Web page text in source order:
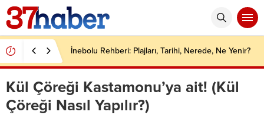
İnebolu Rehberi: Plajları, Tarihi, Nerede, Ne Yenir?
Kül Çöreği Kastamonu’ya ait! (Kül
Çöreği Nasıl Yapılır?)